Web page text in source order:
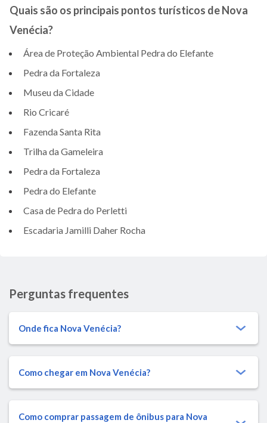
Quais são os principais pontos turísticos de Nova
Venécia?
Área de Proteção Ambiental Pedra do Elefante
Pedra da Fortaleza
Museu da Cidade
Rio Cricaré
Fazenda Santa Rita
Trilha da Gameleira
Pedra da Fortaleza
Pedra do Elefante
Casa de Pedra do Perletti
Escadaria Jamilli Daher Rocha
Perguntas frequentes
Onde fica Nova Venécia?
Como chegar em Nova Venécia?
Como comprar passagem de ônibus para Nova